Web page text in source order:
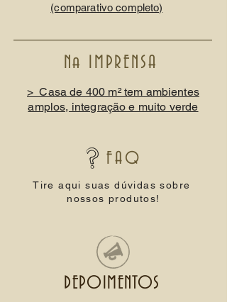
(comparativo completo)
Na IMPRENSA
> Casa de 400 m² tem ambientes
amplos, integração e muito verde
FAQ
Tire aqui suas dúvidas sobre
nossos produtos!
DEPOIMENTOS